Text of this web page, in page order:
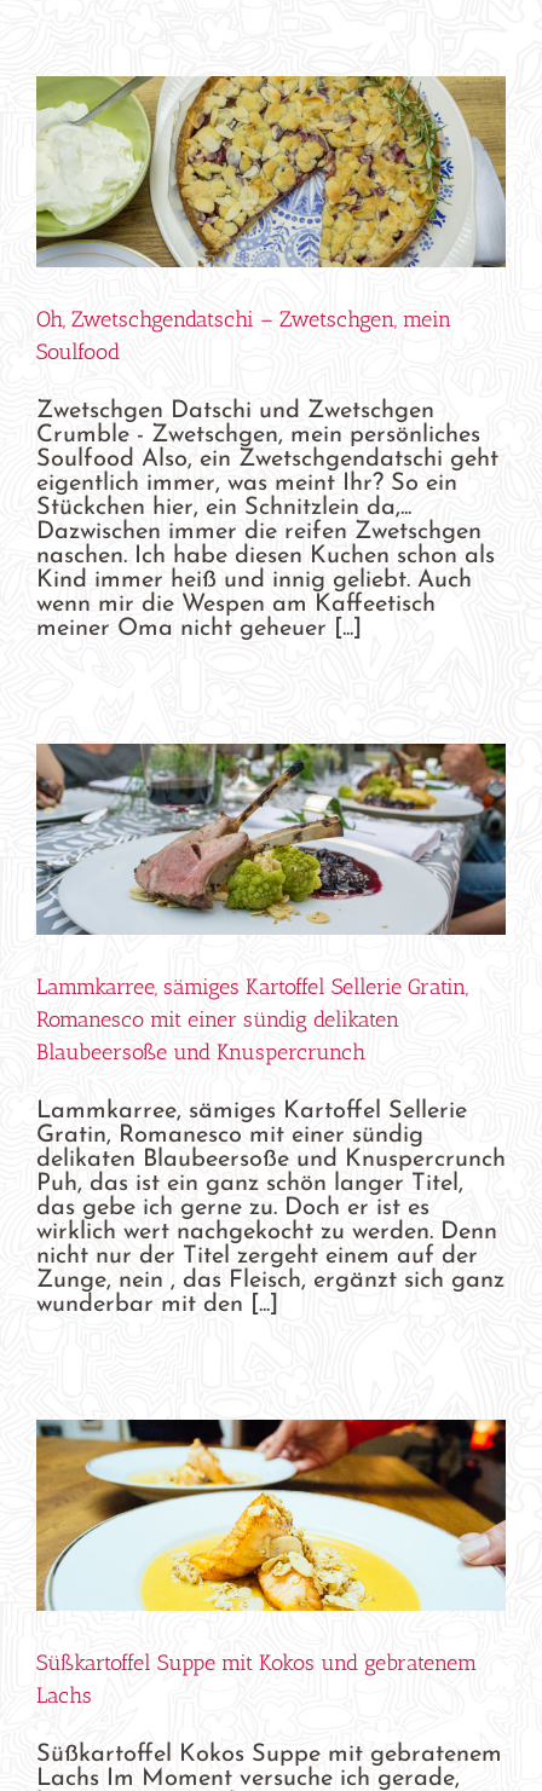
Oh, Zwetschgendatschi – Zwetschgen, mein
Soulfood
Zwetschgen Datschi und Zwetschgen
Crumble - Zwetschgen, mein persönliches
Soulfood Also, ein Zwetschgendatschi geht
eigentlich immer, was meint Ihr? So ein
Stückchen hier, ein Schnitzlein da,...
Dazwischen immer die reifen Zwetschgen
naschen. Ich habe diesen Kuchen schon als
Kind immer heiß und innig geliebt. Auch
wenn mir die Wespen am Kaffeetisch
meiner Oma nicht geheuer [...]
Lammkarree, sämiges Kartoffel Sellerie Gratin,
Romanesco mit einer sündig delikaten
Blaubeersoße und Knuspercrunch
Lammkarree, sämiges Kartoffel Sellerie
Gratin, Romanesco mit einer sündig
delikaten Blaubeersoße und Knuspercrunch
Puh, das ist ein ganz schön langer Titel,
das gebe ich gerne zu. Doch er ist es
wirklich wert nachgekocht zu werden. Denn
nicht nur der Titel zergeht einem auf der
Zunge, nein , das Fleisch, ergänzt sich ganz
wunderbar mit den [...]
Süßkartoffel Suppe mit Kokos und gebratenem
Lachs
Süßkartoffel Kokos Suppe mit gebratenem
Lachs Im Moment versuche ich gerade,